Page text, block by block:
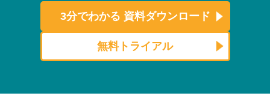
よくある質問
資料ダウンロード
3分でわかる 資料ダウンロード
無料トライアル